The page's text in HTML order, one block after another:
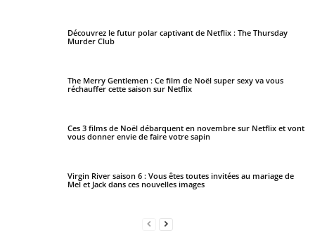
Découvrez le futur polar captivant de Netflix : The Thursday
Murder Club
The Merry Gentlemen : Ce film de Noël super sexy va vous
réchauffer cette saison sur Netflix
Ces 3 films de Noël débarquent en novembre sur Netflix et vont
vous donner envie de faire votre sapin
Virgin River saison 6 : Vous êtes toutes invitées au mariage de
Mel et Jack dans ces nouvelles images